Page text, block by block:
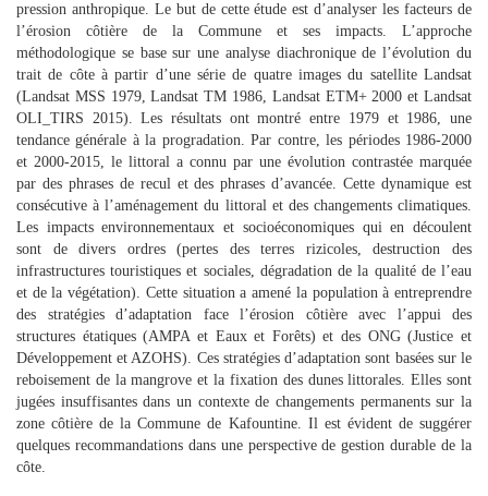
pression anthropique. Le but de cette étude est d’analyser les facteurs de
l’érosion côtière de la Commune et ses impacts. L’approche
méthodologique se base sur une analyse diachronique de l’évolution du
trait de côte à partir d’une série de quatre images du satellite Landsat
(Landsat MSS 1979, Landsat TM 1986, Landsat ETM+ 2000 et Landsat
OLI_TIRS 2015). Les résultats ont montré entre 1979 et 1986, une
tendance générale à la progradation. Par contre, les périodes 1986-2000
et 2000-2015, le littoral a connu par une évolution contrastée marquée
par des phrases de recul et des phrases d’avancée. Cette dynamique est
consécutive à l’aménagement du littoral et des changements climatiques.
Les impacts environnementaux et socioéconomiques qui en découlent
sont de divers ordres (pertes des terres rizicoles, destruction des
infrastructures touristiques et sociales, dégradation de la qualité de l’eau
et de la végétation). Cette situation a amené la population à entreprendre
des stratégies d’adaptation face l’érosion côtière avec l’appui des
structures étatiques (AMPA et Eaux et Forêts) et des ONG (Justice et
Développement et AZOHS). Ces stratégies d’adaptation sont basées sur le
reboisement de la mangrove et la fixation des dunes littorales. Elles sont
jugées insuffisantes dans un contexte de changements permanents sur la
zone côtière de la Commune de Kafountine. Il est évident de suggérer
quelques recommandations dans une perspective de gestion durable de la
côte.